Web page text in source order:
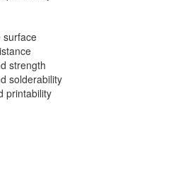
surface
strength
solderability
printability